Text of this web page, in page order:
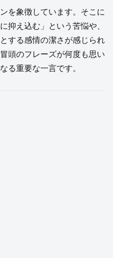
を象徴しています。そこに
抑え込む」という苦悩や、
する感情の潔さが感じられ
頭のフレーズが何度も思い
る重要な一言です。